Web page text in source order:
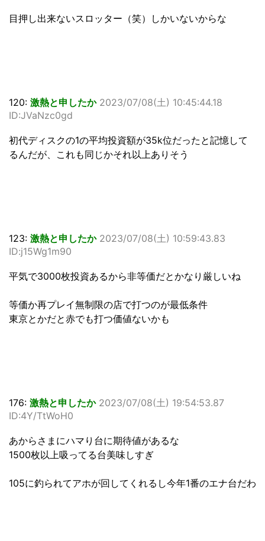
目押し出来ないスロッター（笑）しかいないからな
120: 激熱と申したか 2023/07/08(土) 10:45:44.18
ID:JVaNzc0gd
初代ディスクの1の平均投資額が35k位だったと記憶して
るんだが、これも同じかそれ以上ありそう
123: 激熱と申したか 2023/07/08(土) 10:59:43.83
ID:j15Wg1m90
平気で3000枚投資あるから非等価だとかなり厳しいね
等価か再プレイ無制限の店で打つのが最低条件
東京とかだと赤でも打つ価値ないかも
176: 激熱と申したか 2023/07/08(土) 19:54:53.87
ID:4Y/TtWoH0
あからさまにハマり台に期待値があるな
1500枚以上吸ってる台美味しすぎ
105に釣られてアホが回してくれるし今年1番のエナ台だわ